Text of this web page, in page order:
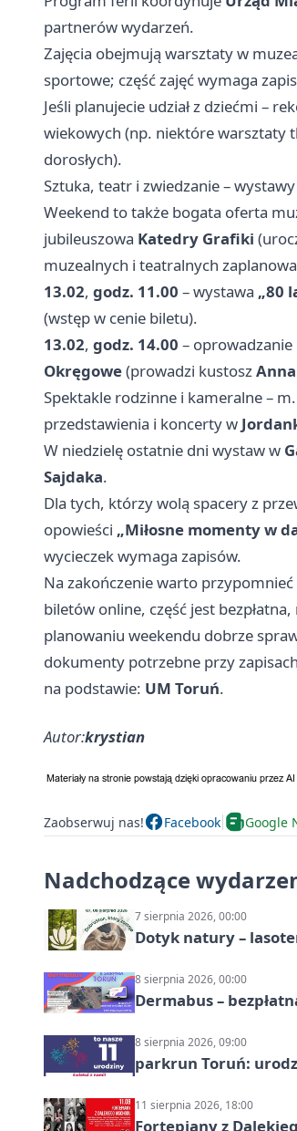
partnerów wydarzeń.
Zajęcia obejmują warsztaty w
sportowe; część zajęć wymaga
Jeśli planujecie udział z dziećmi –
wiekowych (np. niektóre warsztaty
dorosłych).
Sztuka, teatr i zwiedzanie –
Weekend to także bogata oferta
jubileuszowa Katedry Grafiki
muzealnych i teatralnych
13.02, godz. 11.00 – wystawa „80
(wstęp w cenie biletu).
13.02, godz. 14.00 –
Okręgowe(prowadzi kustosz
Spektakle rodzinne i kameralne –
przedstawienia i koncerty w
W niedzielę ostatnie dni wystaw w
Sajdaka.
Dla tych, którzy wolą spacery z
opowieści „Miłosne momenty w
wycieczek wymaga zapisów.
Na zakończenie warto
biletów online, część jest
planowaniu weekendu dobrze
dokumenty potrzebne przy
na podstawie: UM Toruń.
Autor:krystian
Zaobserwuj nas! Facebook Google
Nadchodzące
7 sierpnia 2026, 00:00
Dotyk natury –
8 sierpnia 2026, 00:00
Dermabus –
8 sierpnia 2026, 09:00
parkrun Toruń:
11 sierpnia 2026, 18:00
Fortepiany z